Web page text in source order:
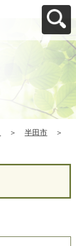
＞ 半田市
＞